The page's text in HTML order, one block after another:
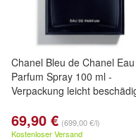
Chanel Bleu de Chanel
Parfum Spray 100 ml -
Verpackung leicht
69,90 € (699,00 €/l)
Kostenloser Versand